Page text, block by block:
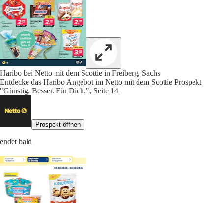
Haribo bei Netto mit dem Scottie in Freiberg, Sachs
Entdecke das Haribo Angebot im Netto mit dem Scottie Prospekt
"Günstig. Besser. Für Dich.", Seite 14
Prospekt öffnen
endet bald